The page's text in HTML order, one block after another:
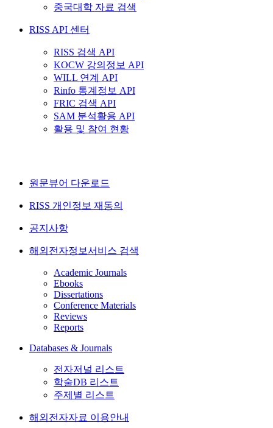
중국대학 자료 검색
RISS API 센터
RISS 검색 API
KOCW 강의정보 API
WILL 연계 API
Rinfo 통계정보 API
FRIC 검색 API
SAM 분석활용 API
활용 및 참여 현황
원문뷰어 다운로드
RISS 개인정보 재동의
공지사항
해외전자정보서비스 검색
Academic Journals
Ebooks
Dissertations
Conference Materials
Reviews
Reports
Databases & Journals
전자저널 리스트
학술DB 리스트
주제별 리스트
해외전자자료 이용안내